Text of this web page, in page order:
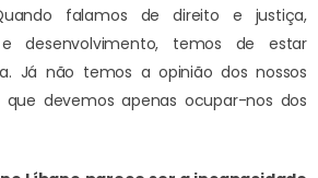
falamos de direito e justiça,
desenvolvimento, temos de estar
Já não temos a opinião dos nossos
que devemos apenas ocupar-nos dos